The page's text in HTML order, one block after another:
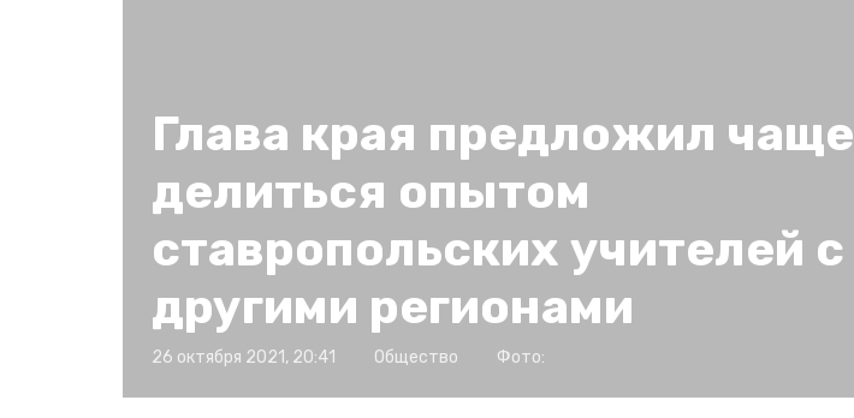
Глава края предложил чаще
делиться опытом
ставропольских учителей с
другими регионами
26 октября 2021, 20:41 Общество Фото: